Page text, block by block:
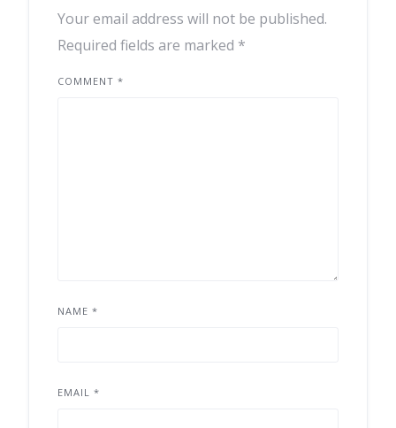
Your email address will not be published.
Required fields are marked *
COMMENT *
NAME *
EMAIL *